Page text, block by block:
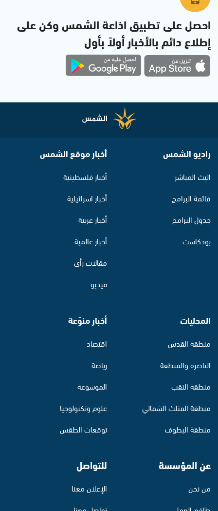
احصل على تطبيق اذاعة الشمس وكن على
إطلاع دائم بالأخبار أولاً بأول
راديو الشمس
البث المباشر
قائمة البرامج
جدول البرامج
بودكاست
أخبار موقع الشمس
أخبار فلسطينية
أخبار اسرائيلية
أخبار عربية
أخبار عالمية
مقالات رأي
فيديو
المحليات
منطقة القدس
الناصرة والمنطقة
منطقة النقب
منطقة المثلث الشمالي
منطقة البطوف
أخبار منوّعة
اقتصاد
رياضة
الموسوعة
علوم وتكنولوجيا
توقعات الطقس
عن المؤسسة
من نحن
للتواصل
الإعلان معنا